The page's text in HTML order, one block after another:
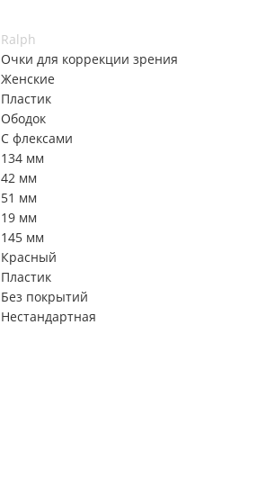
Ralph
Очки для коррекции зрения
Женские
Пластик
Ободок
С флексами
134 мм
42 мм
51 мм
19 мм
145 мм
Красный
Пластик
Без покрытий
Нестандартная